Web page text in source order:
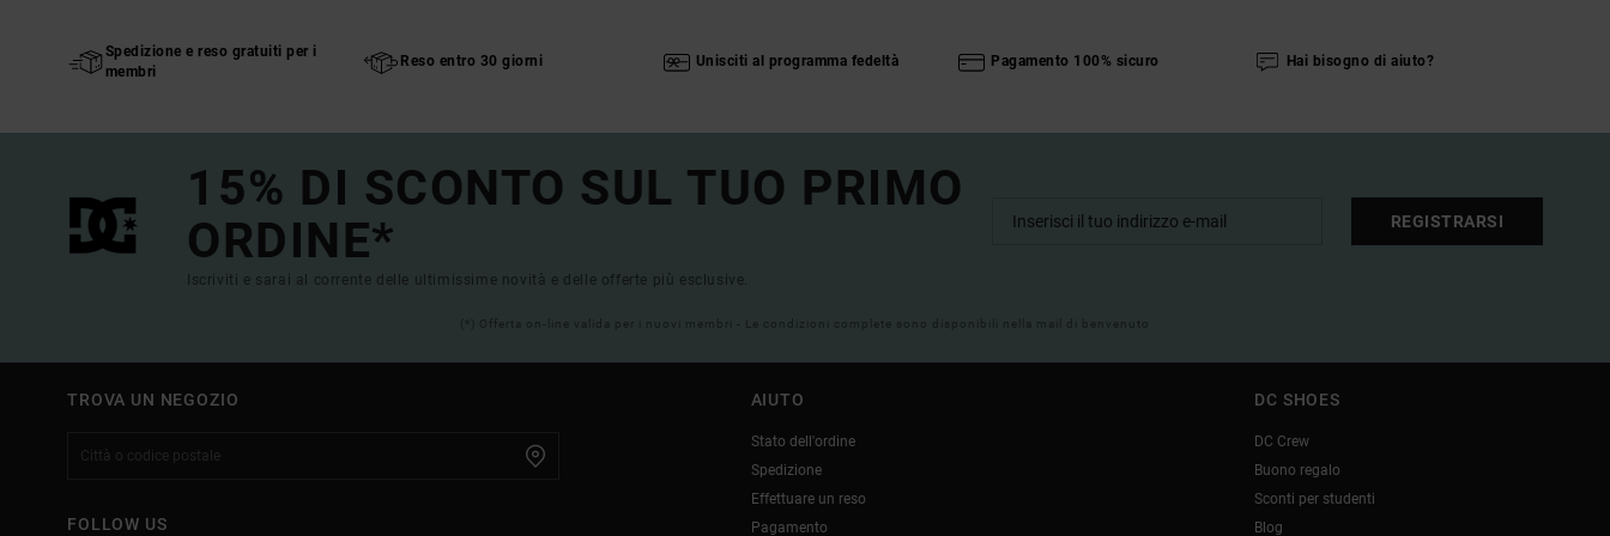
Spedizione e reso gratuiti per i
membri
Reso entro 30 giorni Unisciti al programma fedeltà Pagamento 100% sicuro Hai bisogno di aiuto?
15% DI SCONTO SUL TUO PRIMO
ORDINE*
Iscriviti e sarai al corrente delle ultimissime novità e delle offerte più esclusive.
REGISTRARSI
(*) Offerta on-line valida per i nuovi membri - Le condizioni complete sono disponibili nella mail di benvenuto
TROVA UN NEGOZIO
FOLLOW US
AIUTO
Stato dell'ordine
Spedizione
Effettuare un reso
Pagamento
DC SHOES
DC Crew
Buono regalo
Sconti per studenti
Blog